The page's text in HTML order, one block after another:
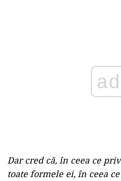
Dar cred că, în ceea ce
toate formele ei, în ceea